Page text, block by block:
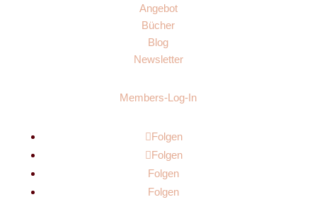
Angebot
Bücher
Blog
Newsletter
Members-Log-In
Folgen
Folgen
Folgen
Folgen